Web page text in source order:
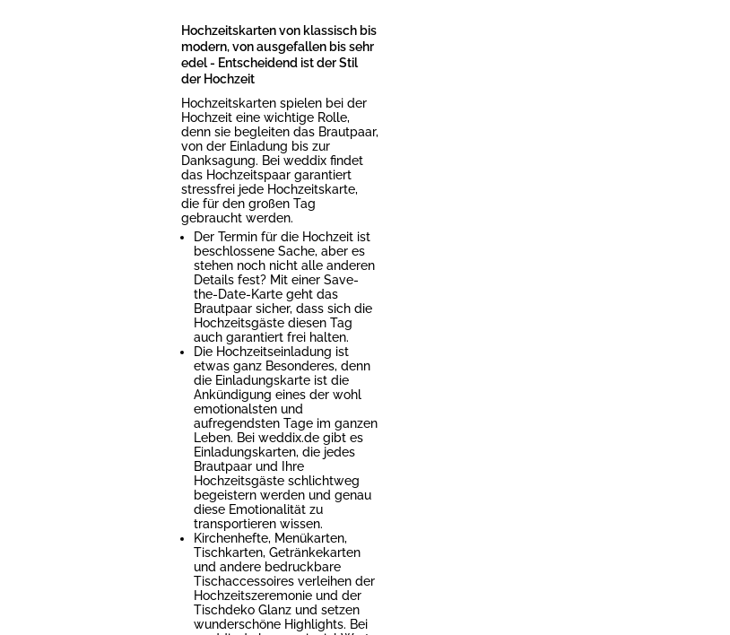
Hochzeitskarten von klassisch bis
modern, von ausgefallen bis sehr
edel - Entscheidend ist der Stil
der Hochzeit
Hochzeitskarten spielen bei der
Hochzeit eine wichtige Rolle,
denn sie begleiten das Brautpaar,
von der Einladung bis zur
Danksagung. Bei weddix findet
das Hochzeitspaar garantiert
stressfrei jede Hochzeitskarte,
die für den großen Tag
gebraucht werden.
Der Termin für die Hochzeit ist
beschlossene Sache, aber es
stehen noch nicht alle anderen
Details fest? Mit einer Save-
the-Date-Karte geht das
Brautpaar sicher, dass sich die
Hochzeitsgäste diesen Tag
auch garantiert frei halten.
Die Hochzeitseinladung ist
etwas ganz Besonderes, denn
die Einladungskarte ist die
Ankündigung eines der wohl
emotionalsten und
aufregendsten Tage im ganzen
Leben. Bei weddix.de gibt es
Einladungskarten, die jedes
Brautpaar und Ihre
Hochzeitsgäste schlichtweg
begeistern werden und genau
diese Emotionalität zu
transportieren wissen.
Kirchenhefte, Menükarten,
Tischkarten, Getränkekarten
und andere bedruckbare
Tischaccessoires verleihen der
Hochzeitszeremonie und der
Tischdeko Glanz und setzen
wunderschöne Highlights. Bei